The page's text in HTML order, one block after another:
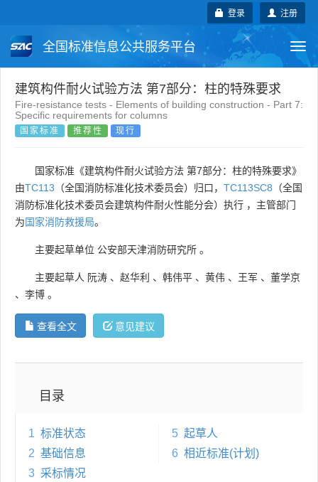
注册
登录
全国标准信息公共服务平台
国家标准 行业标准 地方标准
团体标准 企业标准
建筑构件耐火试验方法 第7部分：柱的特殊要求
Fire-resistance tests - Elements of building construction - Part 7:
Specific requirements for columns
国家标准 推荐性 现行
国家标准《建筑构件耐火试验方法 第7部分：柱的特殊要求》
由TC113 （全国消防标准化技术委员会）归口， TC113SC8 （全国
消防标准化技术委员会建筑构件耐火性能分会）执行 ，主管部门
为国家消防救援局。
主要起草单位 公安部天津消防研究所 。
主要起草人 阮涛 、 赵华利 、 韩伟平 、 黄伟 、 王军 、 董学京
、 李博 。
查看全文 意见建议
目录
1 标准状态
2 基础信息
3 采标情况
5 起草人
6 相近标准(计划)